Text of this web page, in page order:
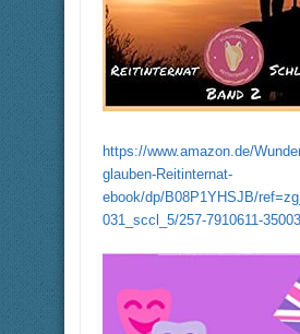
https://www.amazon.de/
glauben-Reitinternat-
ebook/dp/B08P1YHSJB/
031_sccl_5/257-7910611-